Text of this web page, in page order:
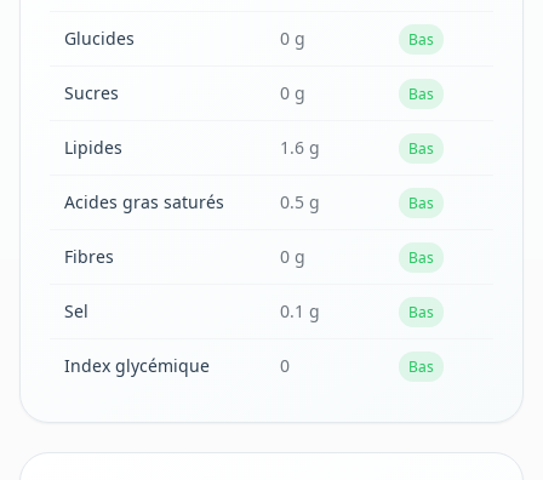
Glucides 0 g Bas
Sucres 0 g Bas
Lipides 1.6 g Bas
Acides gras saturés 0.5 g Bas
Fibres 0 g Bas
Sel 0.1 g Bas
Index glycémique 0 Bas